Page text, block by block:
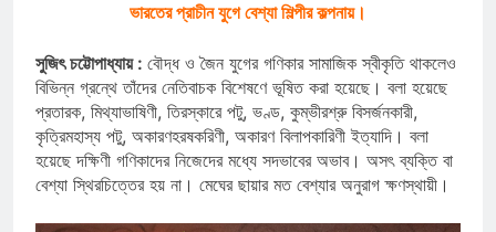
ভারতের প্রাচীন যুগে বেশ্যা শিল্পীর কল্পনায়।
সুজিৎ চট্টোপাধ্যায় : বৌদ্ধ ও জৈন যুগের গণিকার সামাজিক স্বীকৃতি থাকলেও
বিভিন্ন গ্রন্থে তাঁদের নেতিবাচক বিশেষণে ভূষিত করা হয়েছে। বলা হয়েছে
প্রতারক, মিথ্যাভাষিণী, তিরস্কারে পটু, ভণ্ড, কুম্ভীরশ্রু বিসর্জনকারী,
কৃত্রিমহাস্য পটু, অকারণহরষকরিণী, অকারণ বিলাপকারিণী ইত্যাদি। বলা
হয়েছে দক্ষিণী গণিকাদের নিজেদের মধ্যে সদভাবের অভাব। অসৎ ব্যক্তি বা
বেশ্যা স্থিরচিত্তের হয় না। মেঘের ছায়ার মত বেশ্যার অনুরাগ ক্ষণস্থায়ী।